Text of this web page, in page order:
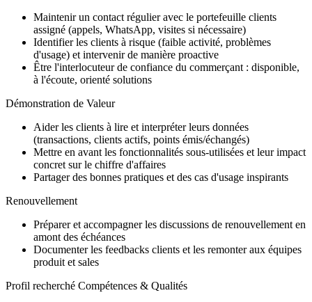
Maintenir un contact régulier avec le portefeuille clients
assigné (appels, WhatsApp, visites si nécessaire)
Identifier les clients à risque (faible activité, problèmes
d'usage) et intervenir de manière proactive
Être l'interlocuteur de confiance du commerçant : disponible,
à l'écoute, orienté solutions
Démonstration de Valeur
Aider les clients à lire et interpréter leurs données
(transactions, clients actifs, points émis/échangés)
Mettre en avant les fonctionnalités sous-utilisées et leur impact
concret sur le chiffre d'affaires
Partager des bonnes pratiques et des cas d'usage inspirants
Renouvellement
Préparer et accompagner les discussions de renouvellement en
amont des échéances
Documenter les feedbacks clients et les remonter aux équipes
produit et sales
Profil recherché Compétences & Qualités